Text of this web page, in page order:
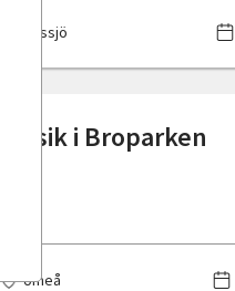
Nässjö
Musik i Broparken
Umeå